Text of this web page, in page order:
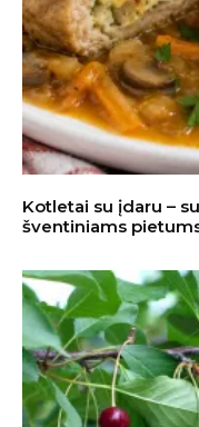
Kotletai su įdaru –
šventiniams